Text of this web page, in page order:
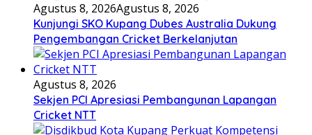
Agustus 8, 2026Agustus 8, 2026
Kunjungi SKO Kupang Dubes Australia Dukung
Pengembangan Cricket Berkelanjutan
Agustus 8, 2026
Sekjen PCI Apresiasi Pembangunan Lapangan
Cricket NTT